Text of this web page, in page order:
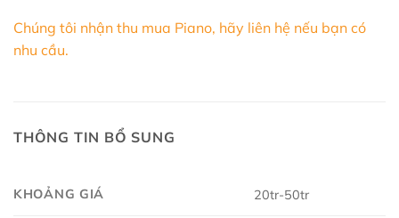
Chúng tôi nhận thu mua Piano, hãy liên hệ nếu bạn có
nhu cầu.
THÔNG TIN BỔ SUNG
KHOẢNG GIÁ 20tr-50tr